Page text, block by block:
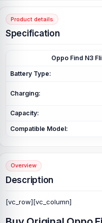
Product details
Specification
Oppo Find N3
Battery Type:
Charging:
Capacity:
Compatible Model:
Overview
Description
[vc_row][vc_column]